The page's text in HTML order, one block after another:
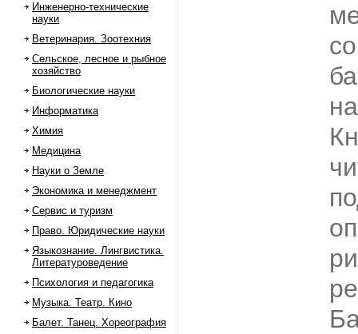
Инженерно-технические
науки
Ветеринария. Зоотехния
Сельское, лесное и рыбное
хозяйство
Биологические науки
Информатика
Химия
Медицина
Науки о Земле
Экономика и менеджмент
Сервис и туризм
Право. Юридические науки
Языкознание. Лингвистика.
Литературоведение
Психология и педагогика
Музыка. Театр. Кино
Балет. Танец. Хореография